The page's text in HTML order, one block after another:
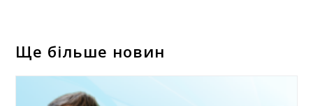
Ще більше новин